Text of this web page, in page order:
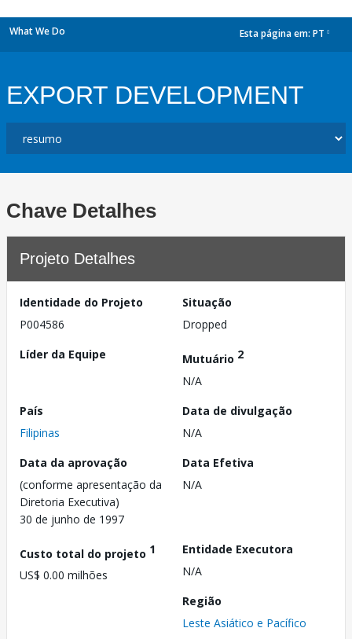
What We Do Esta página em: PT
EXPORT DEVELOPMENT
Chave Detalhes
Projeto Detalhes
Identidade do Projeto
P004586
Situação
Dropped
Líder da Equipe
Mutuário 2
N/A
País
Filipinas
Data de divulgação
N/A
Data da aprovação
(conforme apresentação da
Diretoria Executiva)
30 de junho de 1997
Data Efetiva
N/A
Custo total do projeto 1
US$ 0.00 milhões
Entidade Executora
N/A
Região
Leste Asiático e Pacífico